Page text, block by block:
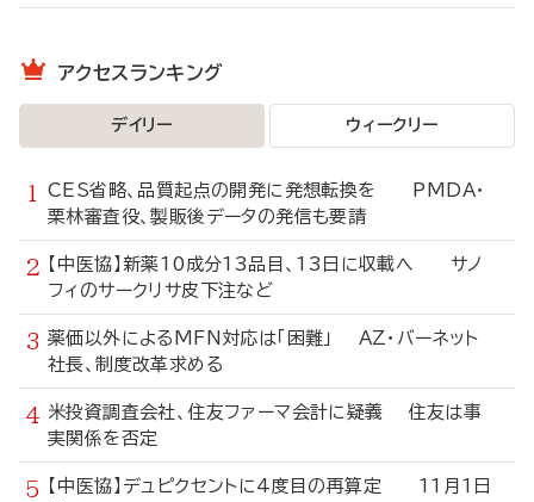
アクセスランキング
デイリー ウィークリー
CES省略、品質起点の開発に発想転換を PMDA・
栗林審査役、製販後データの発信も要請
【中医協】新薬10成分13品目、13日に収載へ サノ
フィのサークリサ皮下注など
薬価以外によるMFN対応は「困難」 AZ・バーネット
社長、制度改革求める
米投資調査会社、住友ファーマ会計に疑義 住友は事
実関係を否定
【中医協】デュピクセントに4度目の再算定 11月1日